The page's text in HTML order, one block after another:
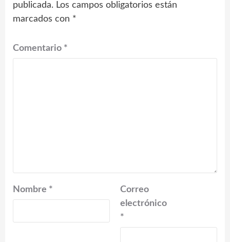
publicada. Los campos obligatorios están
marcados con *
Comentario *
Nombre *
Correo
electrónico
*